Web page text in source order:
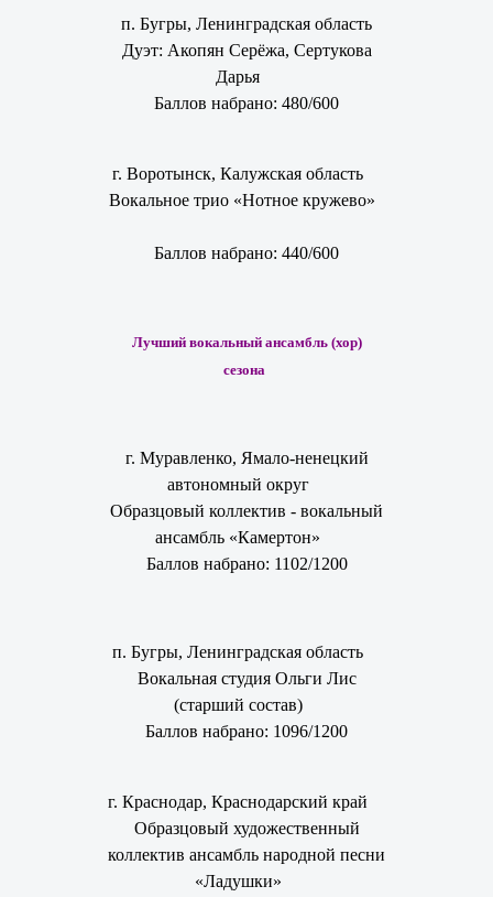
п. Бугры, Ленинградская область
Дуэт: Акопян Серёжа, Сертукова
Дарья
Баллов набрано: 480/600
г. Воротынск, Калужская область
Вокальное трио «Нотное кружево»
Баллов набрано: 440/600
Лучший вокальный ансамбль (хор)
сезона
г. Муравленко, Ямало-ненецкий
автономный округ
Образцовый коллектив - вокальный
ансамбль «Камертон»
Баллов набрано: 1102/1200
п. Бугры, Ленинградская область
Вокальная студия Ольги Лис
(старший состав)
Баллов набрано: 1096/1200
г. Краснодар, Краснодарский край
Образцовый художественный
коллектив ансамбль народной песни
«Ладушки»